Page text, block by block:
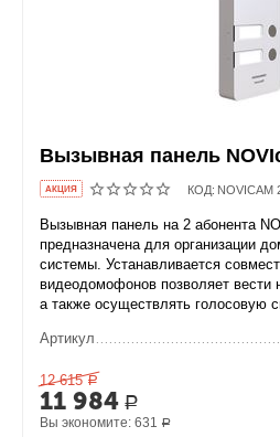
Вызывная панель
AКЦИЯ КОД: NOVICAM
Вызывная панель на 2 абонента
предназначена для организации
системы. Устанавливается
видеодомофонов позволяет вести
а также осуществлять голосовую
Артикул
12 615 Р
11 984 Р
Вы экономите:631 Р